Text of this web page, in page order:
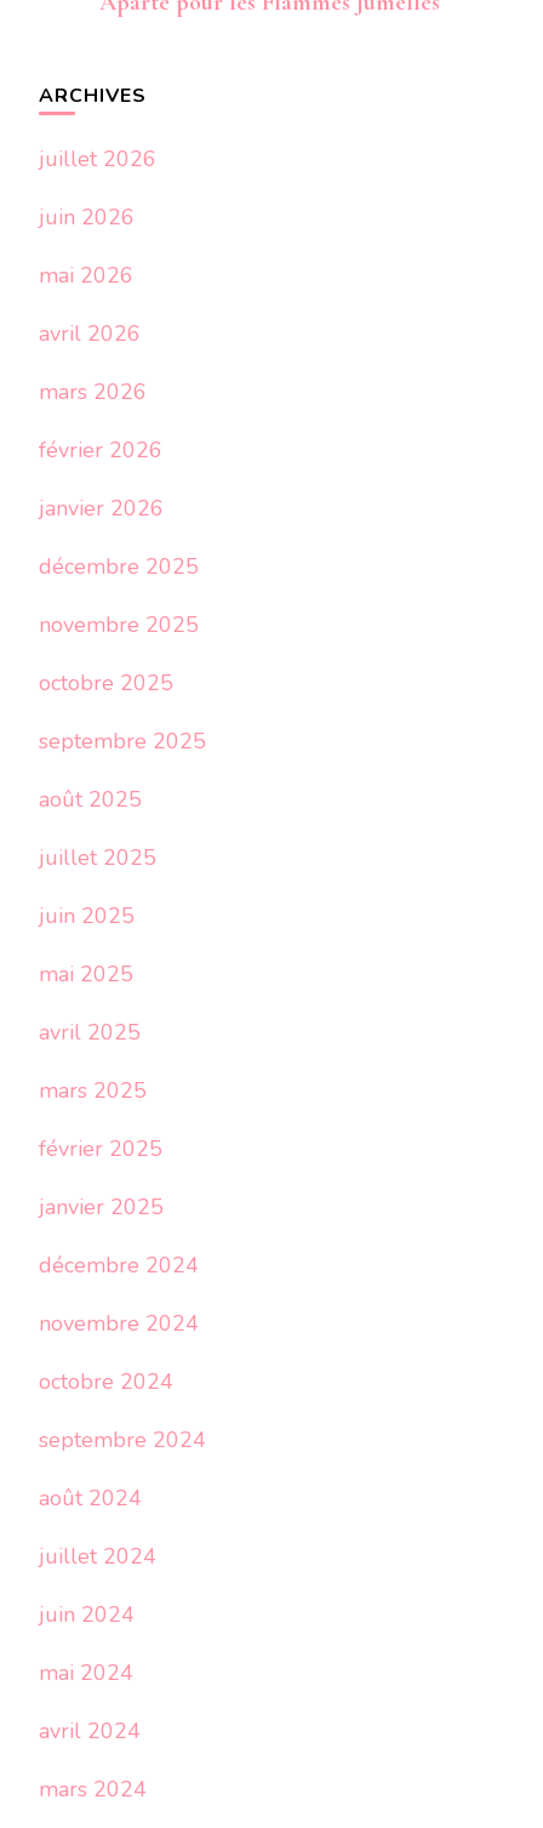
ARCHIVES
juillet 2026
juin 2026
mai 2026
avril 2026
mars 2026
février 2026
janvier 2026
décembre 2025
novembre 2025
octobre 2025
septembre 2025
août 2025
juillet 2025
juin 2025
mai 2025
avril 2025
mars 2025
février 2025
janvier 2025
décembre 2024
novembre 2024
octobre 2024
septembre 2024
août 2024
juillet 2024
juin 2024
mai 2024
avril 2024
mars 2024